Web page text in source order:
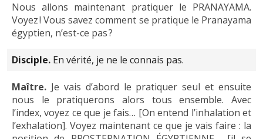
Nous allons maintenant pratiquer le PRANAYAMA.
Voyez ! Vous savez comment se pratique le Pranayama
égyptien, n’est-ce pas ?
Disciple. En vérité, je ne le connais pas.
Maître. Je vais d’abord le pratiquer seul et ensuite
nous le pratiquerons alors tous ensemble. Avec
l’index, voyez ce que je fais… [On entend l’inhalation et
l’exhalation]. Voyez maintenant ce que je vais faire : la